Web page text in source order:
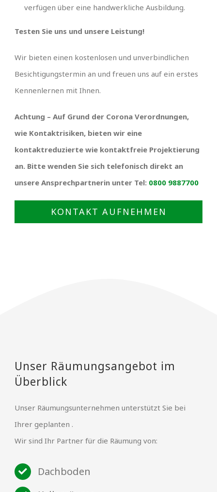
verfügen über eine handwerkliche Ausbildung.
Testen Sie uns und unsere Leistung!
Wir bieten einen kostenlosen und unverbindlichen
Besichtigungstermin an und freuen uns auf ein erstes
Kennenlernen mit Ihnen.
Achtung – Auf Grund der Corona Verordnungen,
wie Kontaktrisiken, bieten wir eine
kontaktreduzierte wie kontaktfreie Projektierung
an. Bitte wenden Sie sich telefonisch direkt an
unsere Ansprechpartnerin unter Tel: 0800 9887700
KONTAKT AUFNEHMEN
Unser Räumungsangebot im
Überblick
Unser Räumungsunternehmen unterstützt Sie bei
Ihrer geplanten .
Wir sind Ihr Partner für die Räumung von:
Dachboden